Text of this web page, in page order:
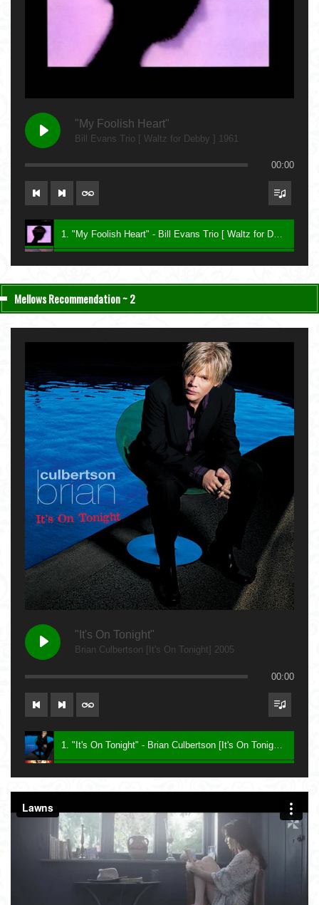
"My Foolish Heart"
Bill Evans Trio [ Waltz for Debby ] 1961
00:00
Mellows Recommendation ~ 2
"It's On Tonight"
Brian Culbertson [It's On Tonight] 2005
00:00
1. "It's On Tonight" - Brian Culbertson [It's On Tonight] 2005